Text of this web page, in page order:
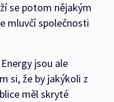
se potom nějakým
mluvčí společnosti
jsou ale
si, že by jakýkoli z
měl skryté